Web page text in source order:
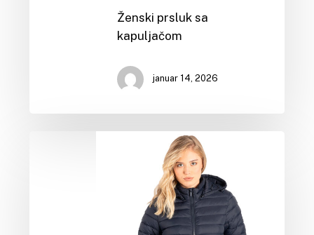
Ženski prsluk sa
kapuljačom
januar 14, 2026